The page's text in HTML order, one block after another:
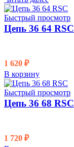
Быстрый просмотр
Цепь 36 64 RSC
1 620 ₽
В корзину
Быстрый просмотр
Цепь 36 68 RSC
1 720 ₽